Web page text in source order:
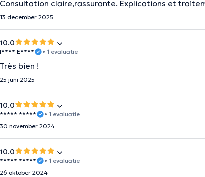
Consultation claire,rassurante. Explications et
13 december 2025
10.0
I**** E**** • 1 evaluatie
Très bien !
25 juni 2025
10.0
***** *****
• 1 evaluatie
30 november 2024
10.0
***** *****
• 1 evaluatie
26 oktober 2024